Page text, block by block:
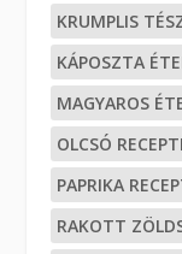
KRUMPLIS
KÁPOSZTA
MAGYAROS
OLCSÓ
PAPRIKA
RAKOTT